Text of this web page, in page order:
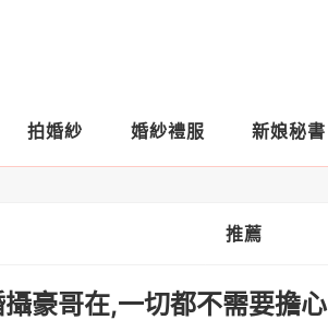
拍婚紗 婚紗禮服 新娘秘書
推薦
豪哥在,一切都不需要擔心